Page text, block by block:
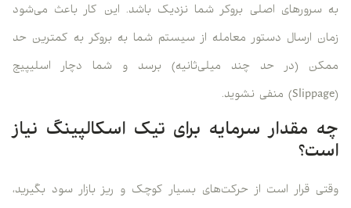
به سرورهای اصلی بروکر شما نزدیک باشد. این کار باعث می‌شود
زمان ارسال دستور معامله از سیستم شما به بروکر به کمترین حد
ممکن (در حد چند میلی‌ثانیه) برسد و شما دچار اسلیپیج
(Slippage) منفی نشوید.
چه مقدار سرمایه برای تیک اسکالپینگ نیاز
است؟
وقتی قرار است از حرکت‌های بسیار کوچک و ریز بازار سود بگیرید،